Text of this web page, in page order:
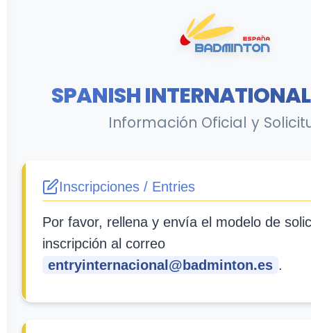
SPANISH
Información Oficial y
Inscripciones / Entries
Por favor, rellena y envía el modelo de
inscripción al correo
entryinternacional@badminton.es .